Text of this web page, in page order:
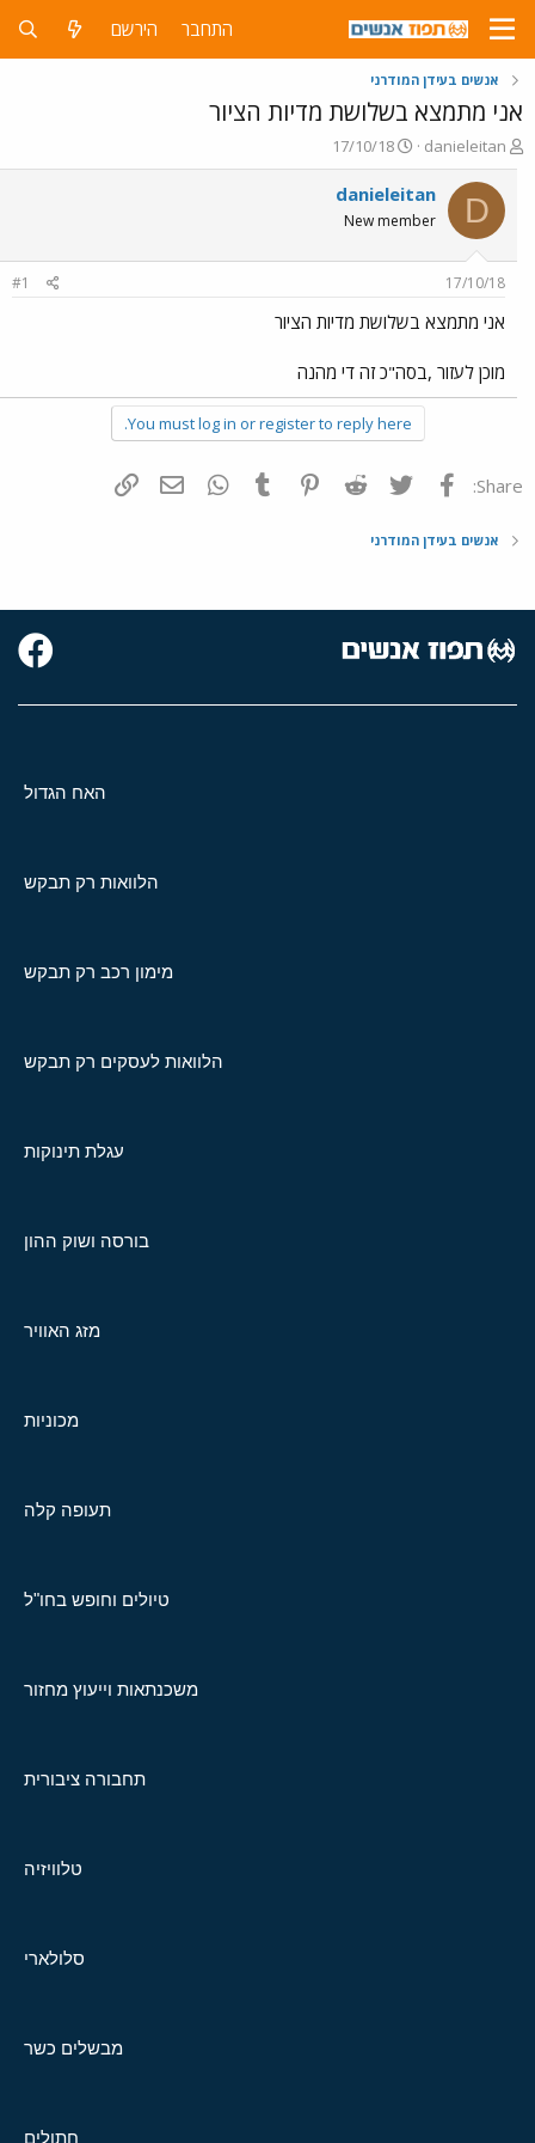
התחבר הירשם
אנשים בעידן המודרני
אני מתמצא בשלושת מדיות הציור
פ
ו
ת
ח
ה
ש
א
danieleitan
פ
ו
ר
ם
ר
17/10/18
D
danieleitan
New member
17/10/18
#1
אני מתמצא בשלושת מדיות הציור
מוכן לעזור ,בסה"כ זה די מהנה
You must log in or register to reply here.
Share: פייסבוק Twitter
Reddit
Pinterest
Tumblr
WhatsAppדואר אלקטרוני
אנשים בעידן המודרני
האח הגדול
הלוואות רק תבקש
מימון רכב רק תבקש
הלוואות לעסקים רק תבקש
עגלת תינוקות
בורסה ושוק ההון
מזג האוויר
מכוניות
תעופה קלה
טיולים וחופש בחו"ל
משכנתאות וייעוץ מחזור
תחבורה ציבורית
טלוויזיה
סלולארי
מבשלים כשר
חתולים